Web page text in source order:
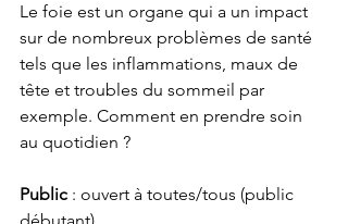
Le foie est un organe qui a un impact
sur de nombreux problèmes de santé
tels que les inflammations, maux de
tête et troubles du sommeil par
exemple. Comment en prendre soin
au quotidien ?
Public : ouvert à toutes/tous (public